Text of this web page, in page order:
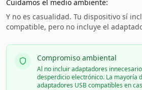
Cuidamos el medio ambiente:
Y no es casualidad. Tu dispositivo sí
compatible, pero no incluye el
Compromiso ambiental
Al no incluir adaptadores
desperdicio electrónico. La mayoría
adaptadores USB compatibles en